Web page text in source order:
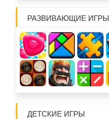
РАЗВИВАЮЩИЕ ИГРЫ
ДЕТСКИЕ ИГРЫ